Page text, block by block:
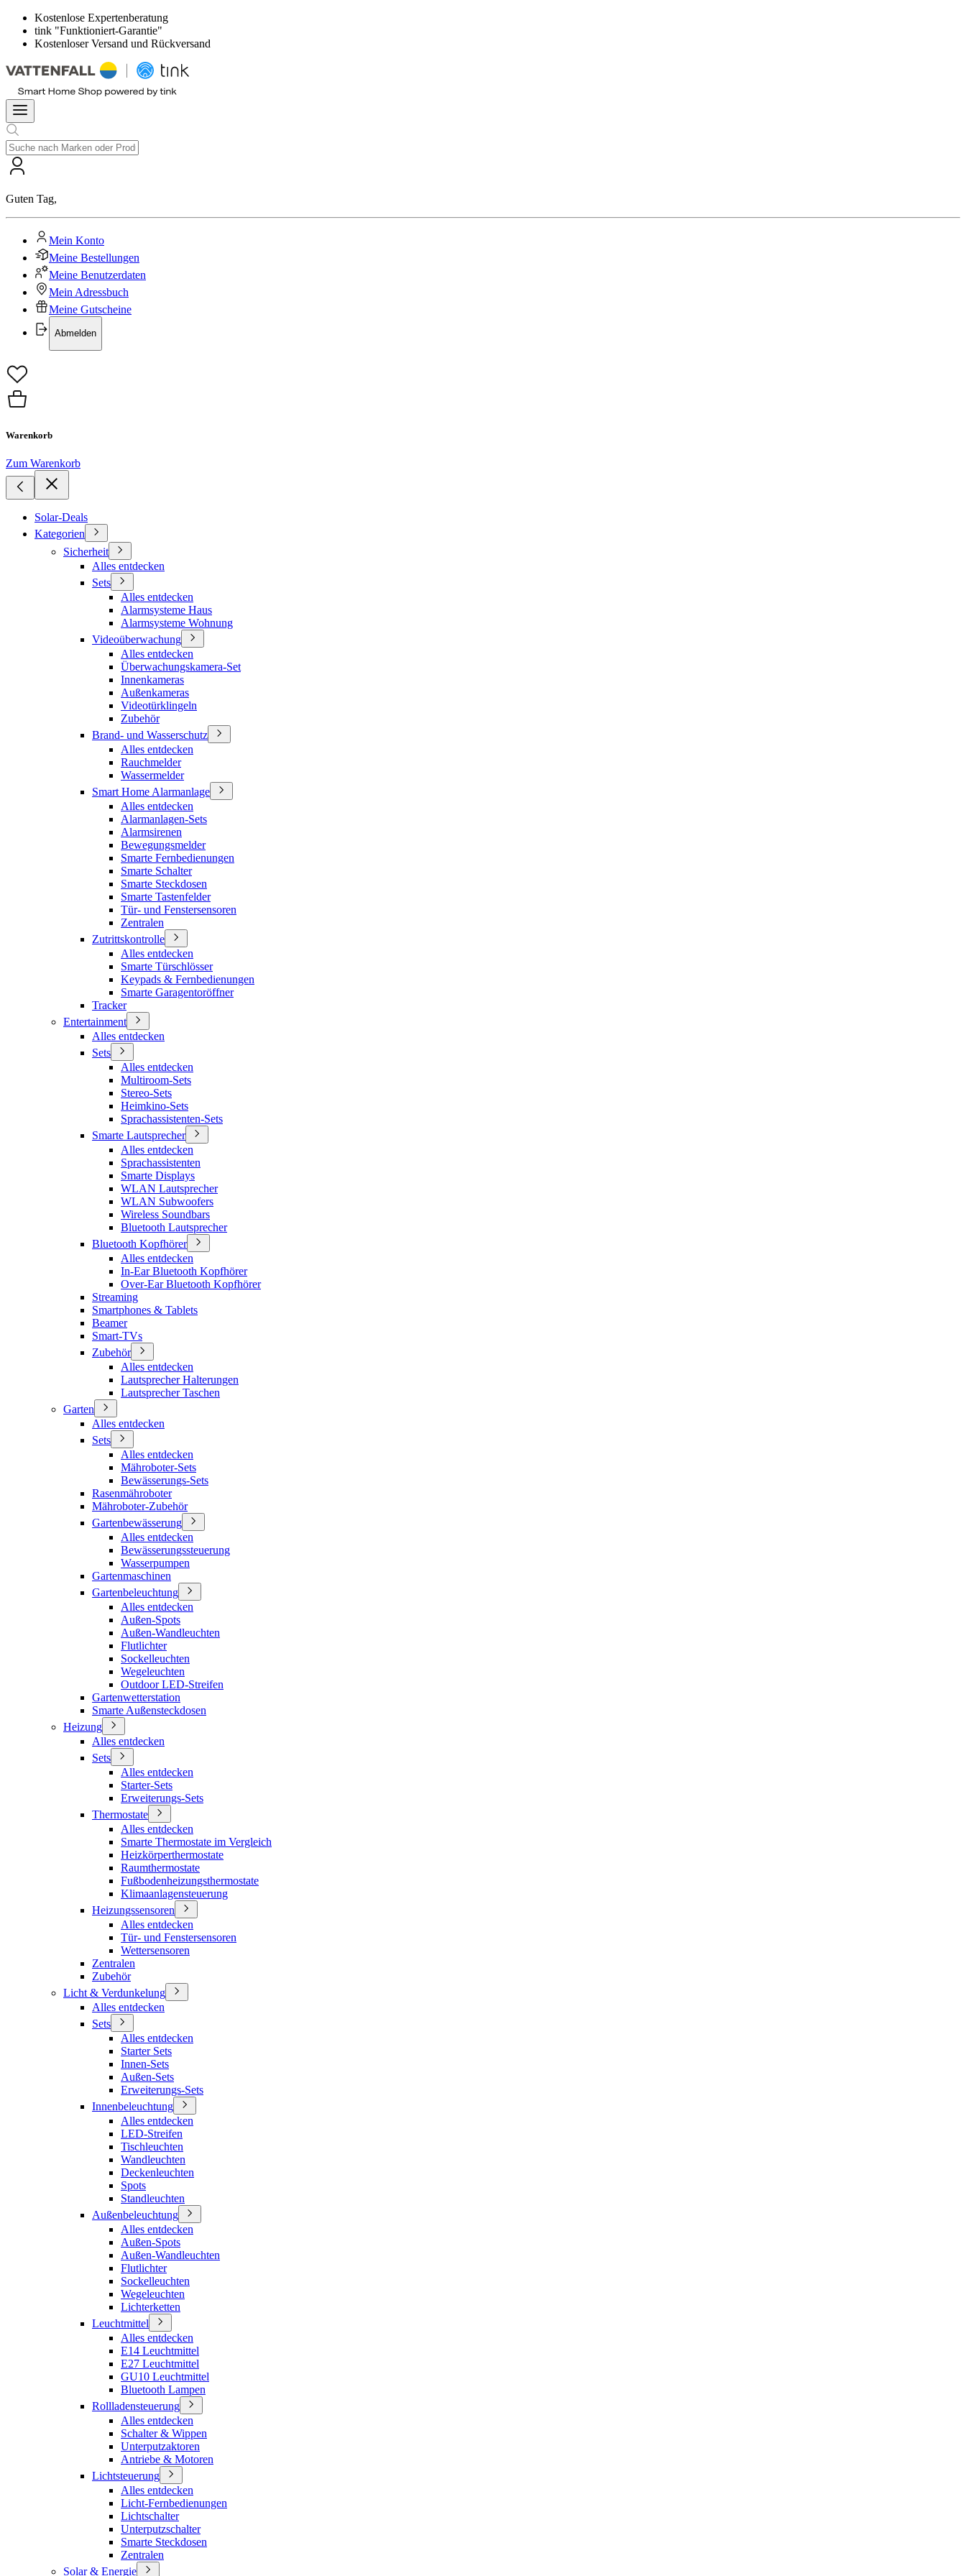
Kostenlose Expertenberatung
tink "Funktioniert-Garantie"
Kostenloser Versand und Rückversand
Guten Tag,
Mein Konto
Meine Bestellungen
Meine Benutzerdaten
Mein Adressbuch
Meine Gutscheine
Abmelden
Warenkorb
Zum Warenkorb
Solar-Deals
Kategorien
Sicherheit
Alles entdecken
Sets
Alles entdecken
Alarmsysteme Haus
Alarmsysteme Wohnung
Videoüberwachung
Alles entdecken
Überwachungskamera-Set
Innenkameras
Außenkameras
Videotürklingeln
Zubehör
Brand- und Wasserschutz
Alles entdecken
Rauchmelder
Wassermelder
Smart Home Alarmanlage
Alles entdecken
Alarmanlagen-Sets
Alarmsirenen
Bewegungsmelder
Smarte Fernbedienungen
Smarte Schalter
Smarte Steckdosen
Smarte Tastenfelder
Tür- und Fenstersensoren
Zentralen
Zutrittskontrolle
Alles entdecken
Smarte Türschlösser
Keypads & Fernbedienungen
Smarte Garagentoröffner
Tracker
Entertainment
Alles entdecken
Sets
Alles entdecken
Multiroom-Sets
Stereo-Sets
Heimkino-Sets
Sprachassistenten-Sets
Smarte Lautsprecher
Alles entdecken
Sprachassistenten
Smarte Displays
WLAN Lautsprecher
WLAN Subwoofers
Wireless Soundbars
Bluetooth Lautsprecher
Bluetooth Kopfhörer
Alles entdecken
In-Ear Bluetooth Kopfhörer
Over-Ear Bluetooth Kopfhörer
Streaming
Smartphones & Tablets
Beamer
Smart-TVs
Zubehör
Alles entdecken
Lautsprecher Halterungen
Lautsprecher Taschen
Garten
Alles entdecken
Sets
Alles entdecken
Mähroboter-Sets
Bewässerungs-Sets
Rasenmähroboter
Mähroboter-Zubehör
Gartenbewässerung
Alles entdecken
Bewässerungssteuerung
Wasserpumpen
Gartenmaschinen
Gartenbeleuchtung
Alles entdecken
Außen-Spots
Außen-Wandleuchten
Flutlichter
Sockelleuchten
Wegeleuchten
Outdoor LED-Streifen
Gartenwetterstation
Smarte Außensteckdosen
Heizung
Alles entdecken
Sets
Alles entdecken
Starter-Sets
Erweiterungs-Sets
Thermostate
Alles entdecken
Smarte Thermostate im Vergleich
Heizkörperthermostate
Raumthermostate
Fußbodenheizungsthermostate
Klimaanlagensteuerung
Heizungssensoren
Alles entdecken
Tür- und Fenstersensoren
Wettersensoren
Zentralen
Zubehör
Licht & Verdunkelung
Alles entdecken
Sets
Alles entdecken
Starter Sets
Innen-Sets
Außen-Sets
Erweiterungs-Sets
Innenbeleuchtung
Alles entdecken
LED-Streifen
Tischleuchten
Wandleuchten
Deckenleuchten
Spots
Standleuchten
Außenbeleuchtung
Alles entdecken
Außen-Spots
Außen-Wandleuchten
Flutlichter
Sockelleuchten
Wegeleuchten
Lichterketten
Leuchtmittel
Alles entdecken
E14 Leuchtmittel
E27 Leuchtmittel
GU10 Leuchtmittel
Bluetooth Lampen
Rollladensteuerung
Alles entdecken
Schalter & Wippen
Unterputzaktoren
Antriebe & Motoren
Lichtsteuerung
Alles entdecken
Licht-Fernbedienungen
Lichtschalter
Unterputzschalter
Smarte Steckdosen
Zentralen
Solar & Energie